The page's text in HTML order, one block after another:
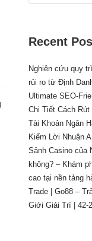
Recent
Nghiên cứu quy
rủi ro từ Định
Ultimate SEO-
Chi Tiết Cách
Tài Khoản Ngân
Kiếm Lời Nhuận
Sảnh Casino của
không? – Khám
cao tại nền tảng
Trade | Go88 –
Giới Giải Trí | 42-